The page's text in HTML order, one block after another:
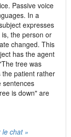
Passive voice
In a
expresses
the person or
changed. This
has the agent
tree was
patient rather
sentences
is down" are
chat »